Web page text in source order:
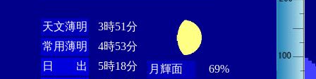
天文薄明
3時51分
常用薄明
4時53分
日 出
5時18分
月輝面
69%